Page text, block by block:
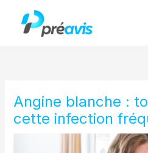
contenu
Angine blanche :
cette infection